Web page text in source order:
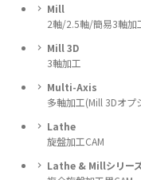
Mill
2軸/2.5軸/簡易3軸加
Mill 3D
3軸加工
Multi-Axis
多軸加工(Mill 3Dオプ
Lathe
旋盤加工CAM
Lathe & Millシリー